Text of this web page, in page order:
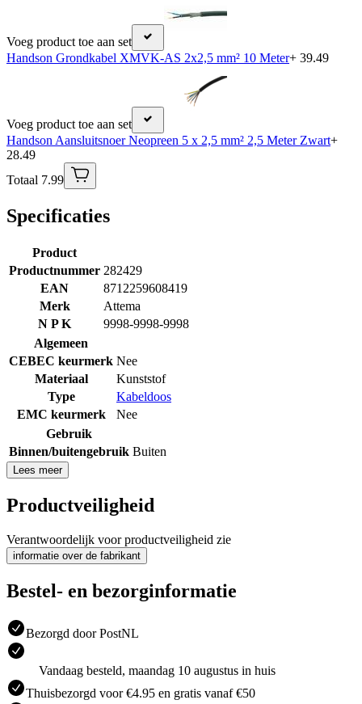
Voeg product toe aan set
Handson Grondkabel XMVK-AS 2x2,5 mm² 10 Meter+ 39.49
Voeg product toe aan set
Handson Aansluitsnoer Neopreen 5 x 2,5 mm² 2,5 Meter Zwart+
28.49
Totaal 7.99
Specificaties
Product
Productnummer 282429
EAN
8712259608419
Merk
Attema
N P K
9998-9998-9998
Algemeen
CEBEC keurmerk Nee
Materiaal
Kunststof
Type
Kabeldoos
EMC keurmerk
Nee
Gebruik
Binnen/buitengebruik Buiten
Lees meer
Productveiligheid
Verantwoordelijk voor productveiligheid zie
informatie over de fabrikant
Bestel- en bezorginformatie
Bezorgd door PostNL
Vandaag besteld, maandag 10 augustus in huis
Thuisbezorgd voor €4.95 en gratis vanaf €50